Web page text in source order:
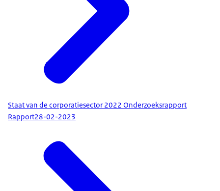
Staat van de corporatiesector 2022 Onderzoeksrapport
Rapport28-02-2023